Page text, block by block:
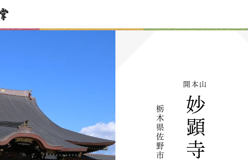
開本山
妙
顕
寺
栃
木
県
佐
野
市